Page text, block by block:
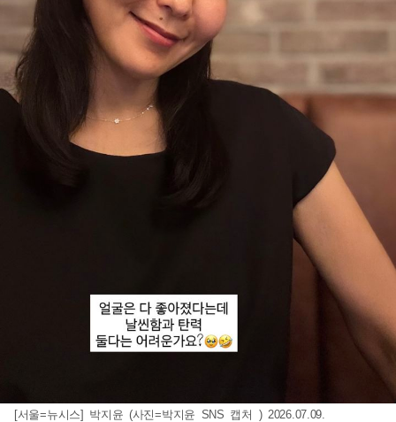
[서울=뉴시스] 박지윤 (사진=박지윤 SNS 캡처 ) 2026.07.09.